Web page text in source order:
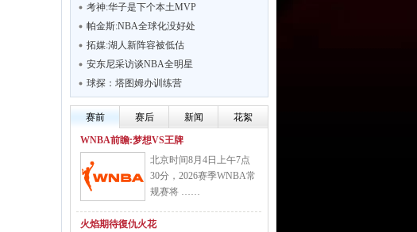
考神:华子是下个本土MVP
帕金斯:NBA全球化没好处
拓媒:湖人新阵容被低估
安东尼采访谈NBA全明星
球探：塔图姆办训练营
赛前 赛后 新闻 花絮
WNBA前瞻:梦想VS王牌
北京时间8月4日上午7点
30分，2026赛季WNBA常
规赛将 ……
火焰期待復仇火花